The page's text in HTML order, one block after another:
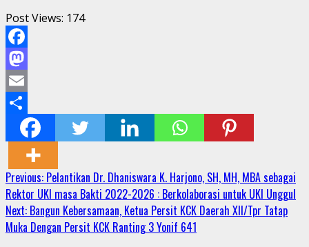
Post Views: 174
Facebook
Mastodon
Email
Share
Continue
Reading
Previous: Pelantikan Dr. Dhaniswara K. Harjono, SH, MH, MBA sebagai
Rektor UKI masa Bakti 2022-2026 : Berkolaborasi untuk UKI Unggul
Next: Bangun Kebersamaan, Ketua Persit KCK Daerah XII/Tpr Tatap
Muka Dengan Persit KCK Ranting 3 Yonif 641